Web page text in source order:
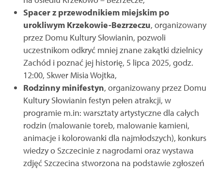
Spacer z przewodnikiem miejskim po
urokliwym Krzekowie-Bezrzeczu, organizowany
przez Domu Kultury Słowianin, pozwoli
uczestnikom odkryć mniej znane zakątki dzielnicy
Zachód i poznać jej historię, 5 lipca 2025, godz.
12:00, Skwer Misia Wojtka,
Rodzinny minifestyn, organizowany przez Domu
Kultury Słowianin festyn pełen atrakcji, w
programie m.in: warsztaty artystyczne dla całych
rodzin (malowanie toreb, malowanie kamieni,
animacje i kolorowanki dla najmłodszych), konkurs
wiedzy o Szczecinie z nagrodami oraz wystawa
zdjęć Szczecina stworzona na podstawie zgłoszeń